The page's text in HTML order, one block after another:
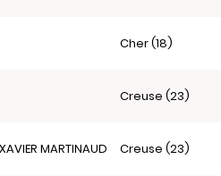
Cher (18)
Creuse (23)
MARTINAUD Creuse (23)